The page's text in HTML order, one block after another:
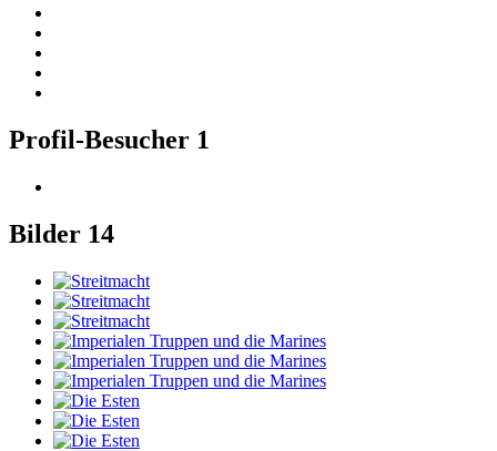
Profil-Besucher 1
Bilder 14